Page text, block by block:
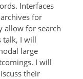
Interfaces
for
allow for search
talk, I will
large
I will
their